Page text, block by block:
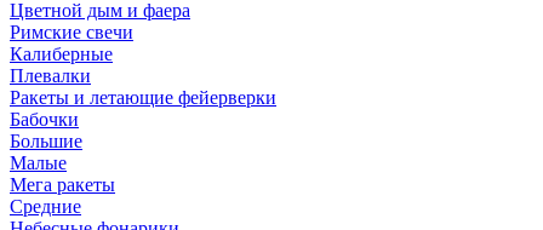
Цветной дым и фаера
Римские свечи
Калиберные
Плевалки
Ракеты и летающие фейерверки
Бабочки
Большие
Малые
Мега ракеты
Средние